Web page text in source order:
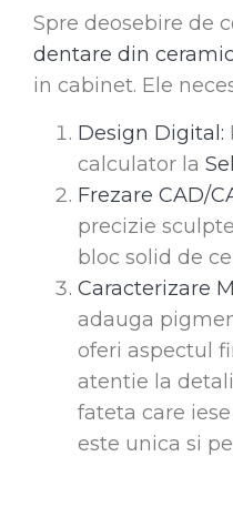
Spre deosebire de
dentare din
in cabinet. Ele
Design Digital:
calculator la
Frezare CAD/
precizie
bloc solid de
Caracterizare
adauga
oferi aspectul
atentie la
fateta care
este unica si